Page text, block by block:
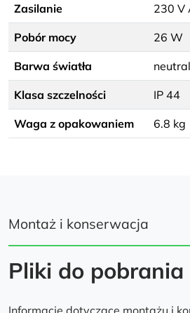
Zasilanie 230 V
Pobór mocy 26 W
Barwa światła
Klasa szczelności IP 44
Waga z opakowaniem 6.8 kg
Montaż i konserwacja
Pliki do pobrania